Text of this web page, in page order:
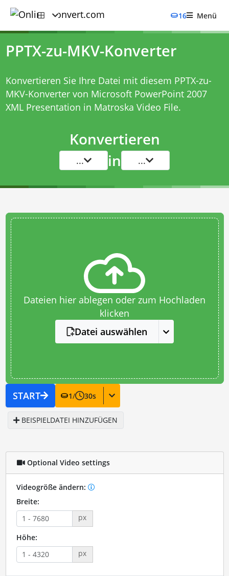
16 Menü
PPTX-zu-MKV-Konverter
Konvertieren Sie Ihre Datei mit diesem PPTX-zu-
MKV-Konvertervon Microsoft PowerPoint 2007
XML Presentation in Matroska Video File.
Konvertieren
... in ...
Dateien hier ablegen oder zum Hochladen
klicken
Datei auswählen
START 1/ 30s
BEISPIELDATEI HINZUFÜGEN
Optional Video settings
Videogröße ändern:
Breite:
px
Höhe:
px